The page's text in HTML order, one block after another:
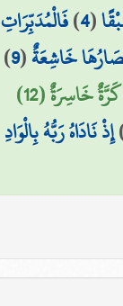
(
4
)فَالْمُدَبِّرَاتِ
خَاشِعَةٌ(
9
)
خَاسِرَةٌ (12)
إِذْ نَادَاهُ رَبُّهُ بِالْوَادِ